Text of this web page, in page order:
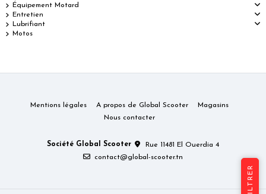
Équipement Motard
Entretien
Lubrifiant
Motos
Mentions légales A propos de Global Scooter
Magasins
Nous contacter
Société Global Scooter
Rue 11481 El Ouerdia 4
contact@global-scooter.tn
FILTRER